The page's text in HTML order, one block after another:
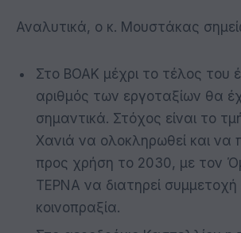
Αναλυτικά, ο κ. Μουστάκας
Στο ΒΟΑΚ μέχρι το τέλος του
αριθμός των εργοταξίων θα
σημαντικά. Στόχος είναι το
Χανιά να ολοκληρωθεί και να
προς χρήση το 2030, με τον
ΤΕΡΝΑ να διατηρεί
κοινοπραξία.